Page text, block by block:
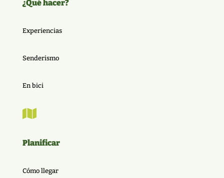
¿Qué hacer?
Experiencias
Senderismo
En bici

Planificar
Cómo llegar